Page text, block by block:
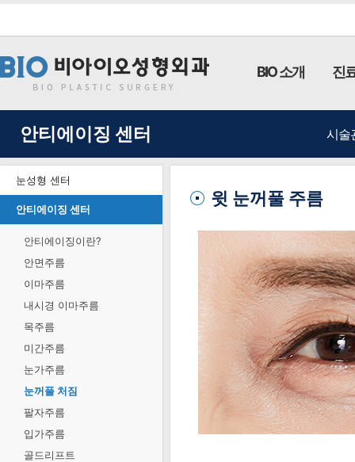
BIO 소개 진
안티에이징 센터 시술
눈성형 센터
안티에이징 센터
안티에이징이란?
안면주름
이마주름
내시경 이마주름
목주름
미간주름
눈가주름
눈꺼풀 처짐
팔자주름
입가주름
골드리프트
윗 눈꺼풀 주름